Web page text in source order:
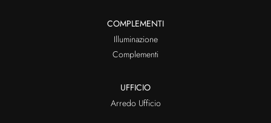
COMPLEMENTI
Illuminazione
Complementi
UFFICIO
Arredo Ufficio